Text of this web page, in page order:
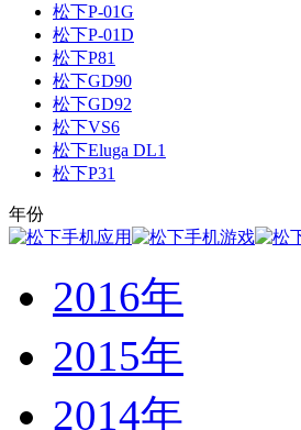
松下P-01G
松下P-01D
松下P81
松下GD90
松下GD92
松下VS6
松下Eluga DL1
松下P31
年份
2016年
2015年
2014年